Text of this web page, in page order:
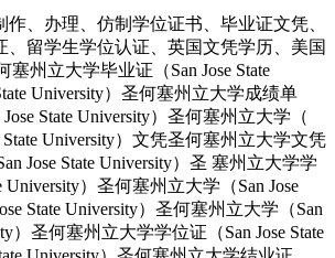
、办理、仿制学位证书、毕业证文凭、
留学生学位认证、英国文凭学历、美国
州立大学毕业证（San Jose State
University）圣何塞州立大学成绩单
State University）圣何塞州立大学（
State University）文凭圣何塞州立大学文凭
Jose State University）圣 塞州立大学学
University）圣何塞州立大学（San Jose
State University）圣何塞州立大学（San
）圣何塞州立大学学位证（San Jose State